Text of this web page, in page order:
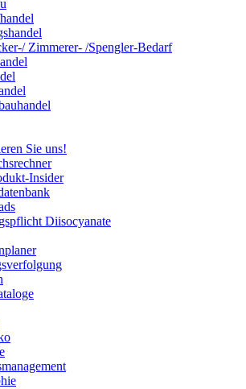
Zimmerer- /Spengler-Bedarf
Sie uns!
Insider
Diisocyanate